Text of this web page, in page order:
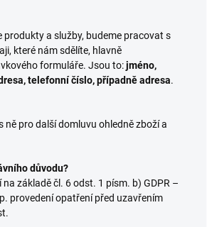
produkty a služby, budeme pracovat s
které nám sdělíte, hlavně
formuláře. Jsou to:jméno,
telefonní číslo, případně adresa.
ně pro další domluvu ohledně zboží a
důvodu?
základě čl. 6 odst. 1 písm. b) GDPR –
provedení opatření před uzavřením